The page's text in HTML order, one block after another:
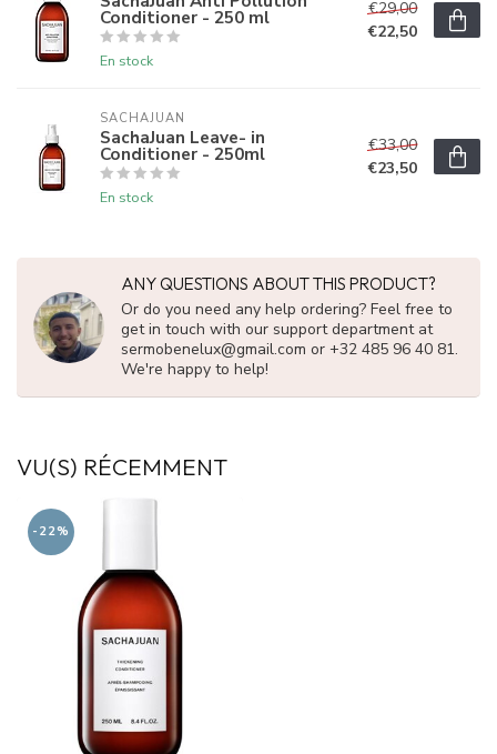
Conditioner - 250 ml
En stock
€29,00
€22,50
SACHAJUAN
SachaJuan Leave- in
Conditioner - 250ml
En stock
€33,00
€23,50
ANY QUESTIONS ABOUT THIS PRODUCT?
Or do you need any help ordering? Feel free to
get in touch with our support department at
sermobenelux@gmail.com or +32 485 96 40 81.
We're happy to help!
VU(S) RÉCEMMENT
-22%